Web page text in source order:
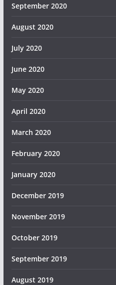
September 2020
August 2020
July 2020
June 2020
May 2020
April 2020
March 2020
February 2020
January 2020
December 2019
November 2019
October 2019
September 2019
August 2019